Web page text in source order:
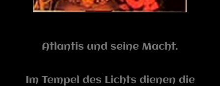
Atlantis und seine Macht.
Im Tempel des Lichts dienen die